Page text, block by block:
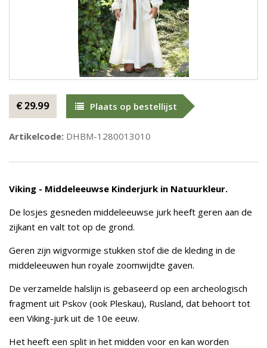
€ 29.99 Plaats op bestellijst
Artikelcode: DHBM-1280013010
Viking - Middeleeuwse Kinderjurk in Natuurkleur.
De losjes gesneden middeleeuwse jurk heeft geren aan de
zijkant en valt tot op de grond.
Geren zijn wigvormige stukken stof die de kleding in de
middeleeuwen hun royale zoomwijdte gaven.
De verzamelde halslijn is gebaseerd op een archeologisch
fragment uit Pskov (ook Pleskau), Rusland, dat behoort tot
een Viking-jurk uit de 10e eeuw.
Het heeft een split in het midden voor en kan worden